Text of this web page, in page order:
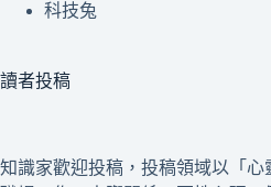
科技兔
讀者投稿
知識家歡迎投稿，投稿領域以「心